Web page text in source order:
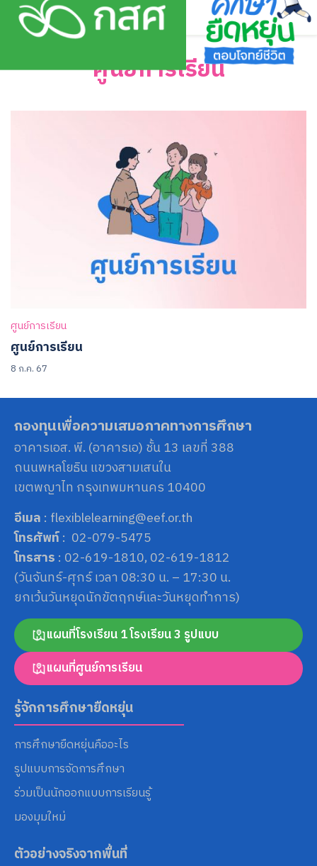
Skip
Search
ศูนย์การเรียน
ศูนย์การเรียน
ศูนย์การเรียน
8 ก.ค. 67
กองทุนเพื่อความเสมอภาคทางการศึกษา
อาคารเอส. พี. (อาคารเอ) ชั้น 13 เลขที่ 388
ถนนพหลโยธิน แขวงสามเสนใน
เขตพญาไท กรุงเทพมหานคร 10400
อีเมล : flexiblelearning@eef.or.th
โทรศัพท์: 02-079-5475
โทรสาร : 02-619-1810, 02-619-1812
(วันจันทร์-ศุกร์ เวลา 08:30 น. – 17:30 น.
ยกเว้นวันหยุดนักขัตฤกษ์และวันหยุดทำการ)
แผนที่โรงเรียน 1 โรงเรียน 3 รูปแบบ
แผนที่ศูนย์การเรียน
รู้จักการศึกษายืดหยุ่น
การศึกษายืดหยุ่นคืออะไร
รูปแบบการจัดการศึกษา
ร่วมเป็นนักออกแบบการเรียนรู้
มองมุมใหม่
ตัวอย่างจริงจากพื้นที่